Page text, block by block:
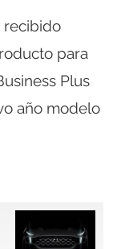
recibido
para
Plus
año modelo